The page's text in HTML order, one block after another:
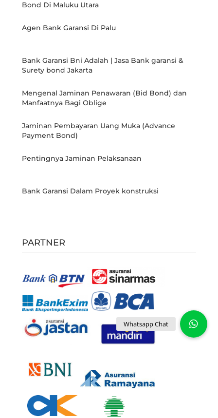
Bond Di Maluku Utara
Agen Bank Garansi Di Palu
Bank Garansi Bni Adalah | Jasa Bank garansi &
Surety bond Jakarta
Mengenal Jaminan Penawaran (Bid Bond) dan
Manfaatnya Bagi Oblige
Jaminan Pembayaran Uang Muka (Advance
Payment Bond)
Pentingnya Jaminan Pelaksanaan
Bank Garansi Dalam Proyek konstruksi
PARTNER